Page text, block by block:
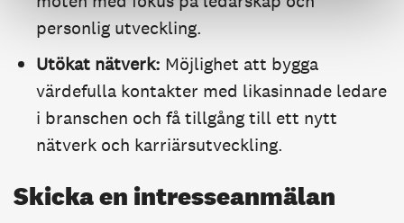
personlig utveckling.
Utökat nätverk: Möjlighet att bygga
värdefulla kontakter med likasinnade ledare
i branschen och få tillgång till ett nytt
nätverk och karriärsutveckling.
Skicka en intresseanmälan